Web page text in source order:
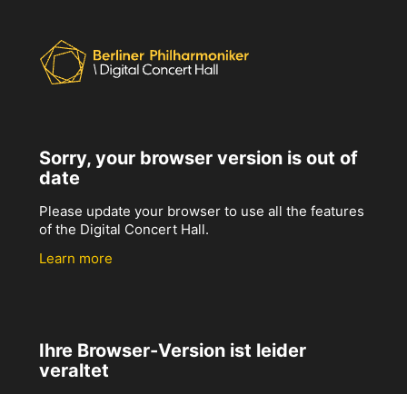
Sorry, your browser version is out of
date
Please update your browser to use all the features
of the Digital Concert Hall.
Learn more
Ihre Browser-Version ist leider
veraltet